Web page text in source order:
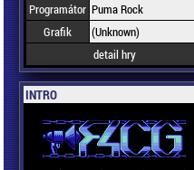
Programátor Puma Rock
Grafik
(Unknown)
detail hry
INTRO